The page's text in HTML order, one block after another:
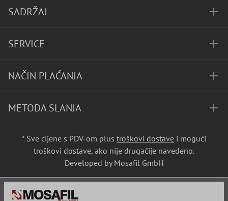
SADRŽAJ
SERVICE
NAČIN PLAĆANJA
METODA SLANJA
* Sve cijene s PDV-om plus troškovi dostave i mogući
troškovi dostave, ako nije drugačije navedeno.
Developed by Mosafil GmbH